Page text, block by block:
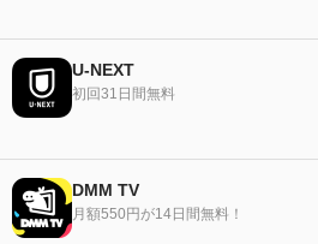
U-NEXT
初回31日間無料
DMM TV
月額550円が14日間無料！